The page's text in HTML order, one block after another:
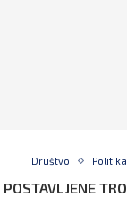
Društvo Politika